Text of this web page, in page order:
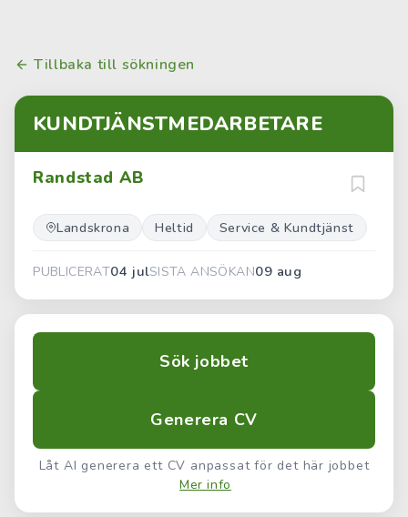
Tillbaka till sökningen
KUNDTJÄNSTMEDARBETARE
Randstad AB
Landskrona Heltid Service & Kundtjänst
PUBLICERAT04 julSISTA ANSÖKAN09 aug
Sök jobbet
Generera CV
Låt AI generera ett CV anpassat för det här jobbet
Mer info